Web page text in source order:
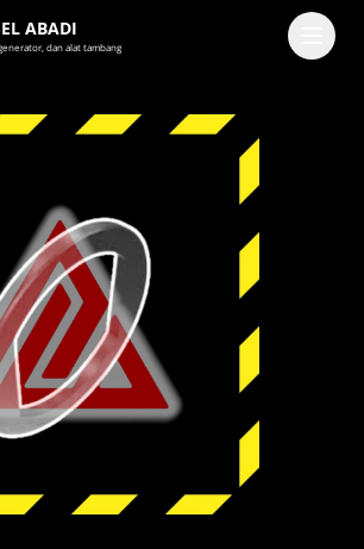
ABADI
dan alat tambang
Lanjutkan dengan Google
kamu telah membaca dan setuju
LayanandanKebijakan Privasi kami.